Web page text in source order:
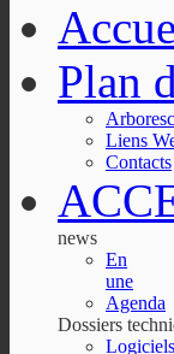
Plan
Liens
Contacts
news
En
une
Agenda
Dossiers
Logiciels